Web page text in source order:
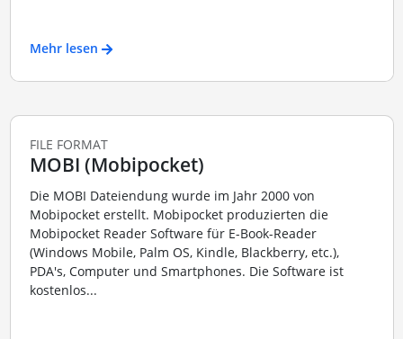
Mehr lesen
FILE FORMAT
MOBI (Mobipocket)
Die MOBI Dateiendung wurde im Jahr 2000 von
Mobipocket erstellt. Mobipocket produzierten die
Mobipocket Reader Software für E-Book-Reader
(Windows Mobile, Palm OS, Kindle, Blackberry, etc.),
PDA's, Computer und Smartphones. Die Software ist
kostenlos...